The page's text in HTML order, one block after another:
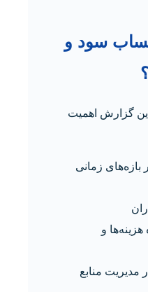
سود و
گزارش اهمیت
بازه‌های زمانی
و
منابع